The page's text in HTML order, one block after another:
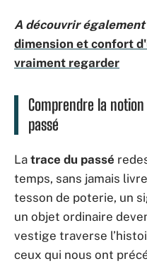
A découvrir également
dimension et confort
vraiment regarder
Comprendre la
passé
La trace du passé
temps, sans jamais
tesson de poterie, un
un objet ordinaire
vestige traverse
ceux qui nous ont